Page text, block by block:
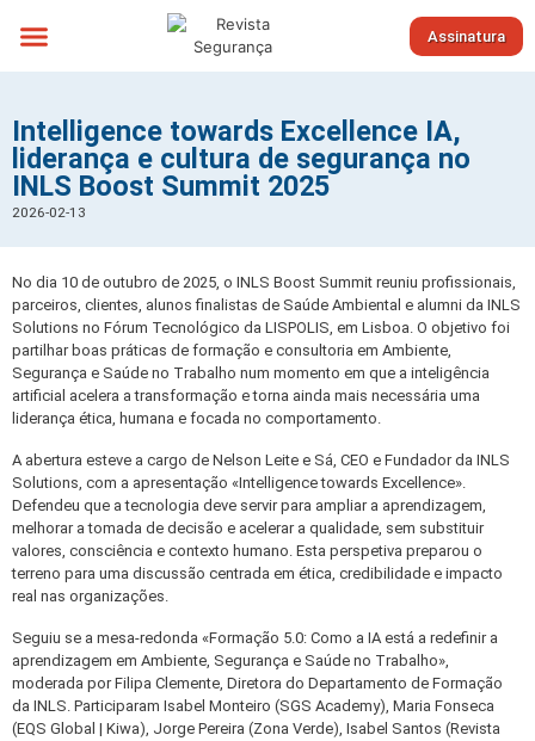
Assinatura
Intelligence towards Excellence IA,
liderança e cultura de segurança no
INLS Boost Summit 2025
2026-02-13
No dia 10 de outubro de 2025, o INLS Boost Summit reuniu profissionais,
parceiros, clientes, alunos finalistas de Saúde Ambiental e alumni da INLS
Solutions no Fórum Tecnológico da LISPOLIS, em Lisboa. O objetivo foi
partilhar boas práticas de formação e consultoria em Ambiente,
Segurança e Saúde no Trabalho num momento em que a inteligência
artificial acelera a transformação e torna ainda mais necessária uma
liderança ética, humana e focada no comportamento.
A abertura esteve a cargo de Nelson Leite e Sá, CEO e Fundador da INLS
Solutions, com a apresentação «Intelligence towards Excellence».
Defendeu que a tecnologia deve servir para ampliar a aprendizagem,
melhorar a tomada de decisão e acelerar a qualidade, sem substituir
valores, consciência e contexto humano. Esta perspetiva preparou o
terreno para uma discussão centrada em ética, credibilidade e impacto
real nas organizações.
Seguiu se a mesa-redonda «Formação 5.0: Como a IA está a redefinir a
aprendizagem em Ambiente, Segurança e Saúde no Trabalho»,
moderada por Filipa Clemente, Diretora do Departamento de Formação
da INLS. Participaram Isabel Monteiro (SGS Academy), Maria Fonseca
(EQS Global | Kiwa), Jorge Pereira (Zona Verde), Isabel Santos (Revista